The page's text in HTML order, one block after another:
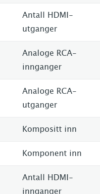
Antall HDMI-
utganger
Analoge RCA-
innganger
Analoge RCA-
utganger
Kompositt inn
Komponent inn
Antall HDMI-
innganger